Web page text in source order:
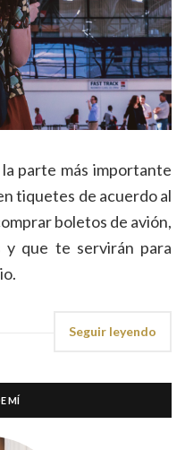
parte más importante
tiquetes de acuerdo al
boletos de avión,
y que te servirán para
Seguir leyendo
MÍ